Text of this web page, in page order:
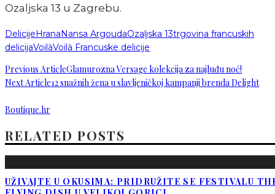
Ozaljska 13 u Zagrebu.
DelicijeHranaNansa ArgoudaOzaljska 13trgovina francuskih
delicijaVoilàVoilà Francuske delicije
Previous ArticleGlamurozna Versage kolekcija za najluđu noć!
Next Article12 snažnih žena u slavljeničkoj kampanji brenda Delight
Boutique.hr
RELATED POSTS
UŽIVAJTE U OKUSIMA: PRIDRUŽITE SE FESTIVALU